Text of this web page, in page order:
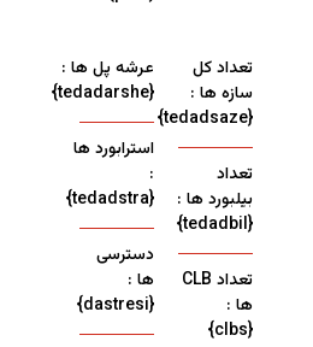
تعداد کل
سازه ها :
{tedadsaze}
تعداد
بیلبورد ها :
{tedadbil}
تعداد CLB
ها :
{clbs}
عرشه پل ها :
{tedadarshe}
استرابورد ها
:
{tedadstra}
دسترسی
ها :
{dastresi}